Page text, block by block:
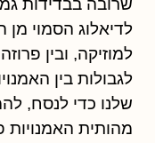
שרובה בבדידות
לדיאלוג הסמוי מן
למוזיקה, ובין
לגבולות בין
שלנו כדי לנסח,
מהותית האמנויות